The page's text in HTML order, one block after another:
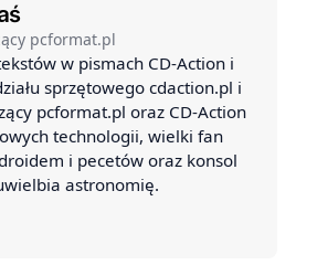
pcformat.pl
w pismach CD-Action i
sprzętowego cdaction.pl i
pcformat.pl oraz CD-Action
technologii, wielki fan
i pecetów oraz konsol
astronomię.